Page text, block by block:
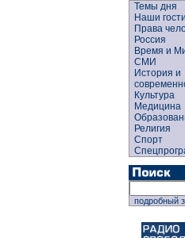
Темы дня
Наши гости
Права
Россия
Время и
СМИ
История и
Культура
Медицина
Религия
Спорт
подробный